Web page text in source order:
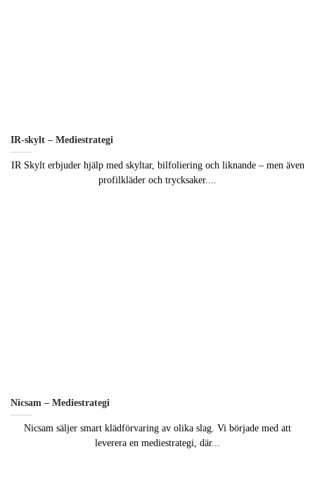
IR-skylt – Mediestrategi
IR Skylt erbjuder hjälp med skyltar, bilfoliering och liknande – men även
profilkläder och trycksaker....
Nicsam – Mediestrategi
Nicsam säljer smart klädförvaring av olika slag. Vi började med att
leverera en mediestrategi, där...